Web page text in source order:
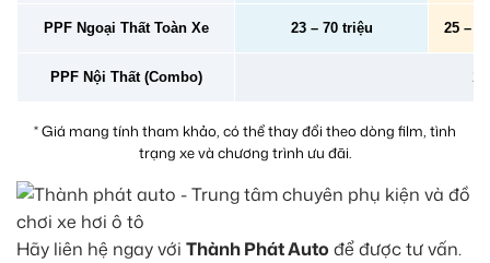
PPF Ngoại Thất Toàn Xe 23 – 70 triệu 25 –
PPF Nội Thất (Combo)
* Giá mang tính tham khảo, có thể thay đổi theo dòng film, tình
trạng xe và chương trình ưu đãi.
Hãy liên hệ ngay với Thành Phát Auto để được tư vấn.